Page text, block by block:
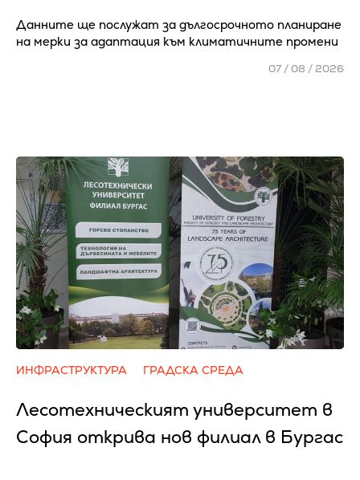
Данните ще послужат за дългосрочното планиране
на мерки за адаптация към климатичните промени
07 / 08 / 2026
ИНФРАСТРУКТУРА ГРАДСКА СРЕДА
Лесотехническият университет в
София открива нов филиал в Бургас